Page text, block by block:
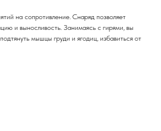
на сопротивление. Снаряд позволяет
и выносливость. Занимаясь с гирями, вы
мышцы груди и ягодиц, избавиться от